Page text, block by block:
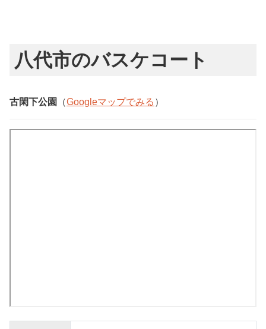
八代市のバスケコート
古閑下公園 （Googleマップでみる ）